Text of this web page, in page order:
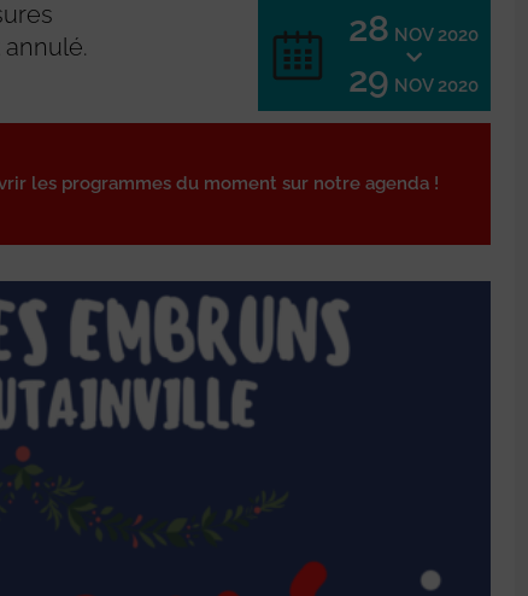
28 NOV 2020
29 NOV 2020
les programmes du moment sur notre agenda !